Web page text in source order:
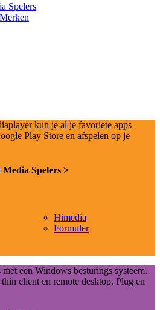
Spelers
kun je al je favoriete apps
Play Store en afspelen op je
Spelers >
Himedia
Formuler
een Windows besturings systeem.
client en remote desktop. Plug en